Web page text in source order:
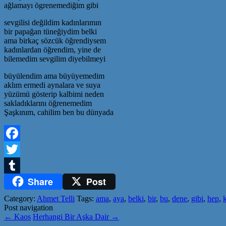
ağlamayı ögrenemediğim gibi
sevgilisi değildim kadınlarımın
bir papağan tüneğiydim belki
ama birkaç sözcük öğrendiysem
kadınlardan öğrendim, yine de
bilemedim sevgilim diyebilmeyi
büyülendim ama büyüyemedim
aklım ermedi aynalara ve suya
yüzümü gösterip kalbimi neden
sakladıklarını öğrenemedim
Şaşkınım, cahilim ben bu dünyada
Facebook
Twitter
Tumblr Share Post
Category: Ahmet Telli Tags: ama, aya, belki, bir, bu, dene, gibi, hep,
Post navigation
← Kaos Herhangi Bir Aşka Dair →